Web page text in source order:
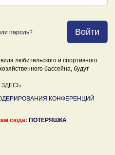
Войти
пароль?
любительского и спортивного
бассейна, будут
ЗДЕСЬ
КОНФЕРЕНЦИЙ
сюда: ПОТЕРЯШКА